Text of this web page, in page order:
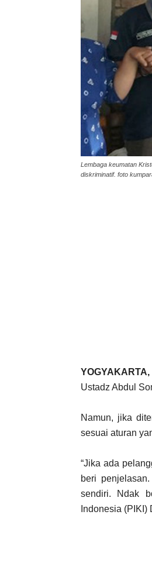
Lembaga keumatan
diskriminatif. foto
Ustadz Abdul
Namun, jika
sesuai aturan
“Jika ada
beri
sendiri. Ndak
Indonesia (PIKI)